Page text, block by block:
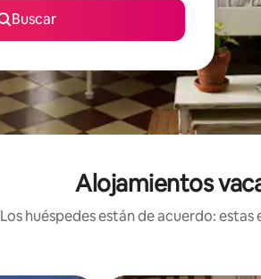
Buscar
Alojamientos
Los huéspedes están de acuerdo: